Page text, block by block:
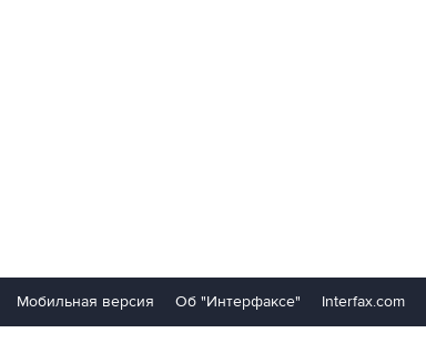
Мобильная версия Об "Интерфаксе" Interfax.com